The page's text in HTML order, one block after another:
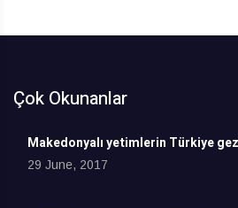
Çok Okunanlar
Makedonyalı yetimlerin Türkiye
29 June, 2017